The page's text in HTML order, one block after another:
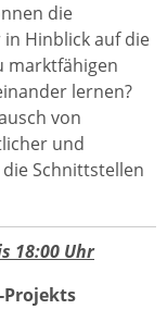
die
Hinblick auf die
marktfähigen
lernen?
von
und
Schnittstellen
18:00 Uhr
Projekts